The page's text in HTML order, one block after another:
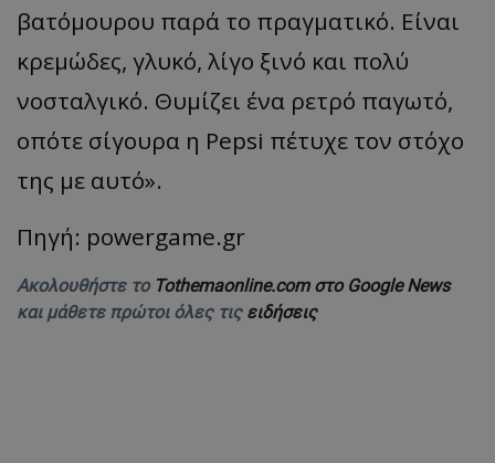
βατόμουρου παρά το πραγματικό. Είναι
κρεμώδες, γλυκό, λίγο ξινό και πολύ
νοσταλγικό. Θυμίζει ένα ρετρό παγωτό,
οπότε σίγουρα η Pepsi πέτυχε τον στόχο
της με αυτό».
Πηγή: powergame.gr
Ακολουθήστε το Tothemaonline.com στο Google News
και μάθετε πρώτοι όλες τις ειδήσεις